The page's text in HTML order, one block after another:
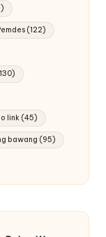
(122)
link(45)
bawang (95)